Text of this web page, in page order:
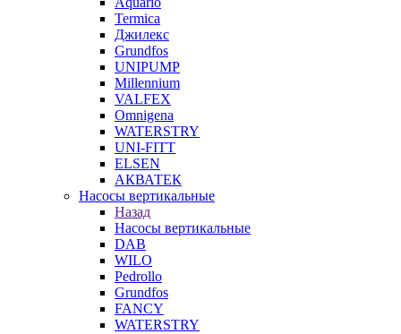
Termica
Джилекс
Grundfos
UNIPUMP
Millennium
VALFEX
Omnigena
WATERSTRY
UNI-FITT
ELSEN
АКВАТЕК
Насосы вертикальные
Назад
Насосы вертикальные
DAB
WILO
Pedrollo
Grundfos
FANCY
WATERSTRY